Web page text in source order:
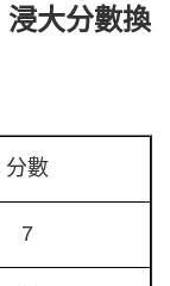
浸大分數換
分數
7